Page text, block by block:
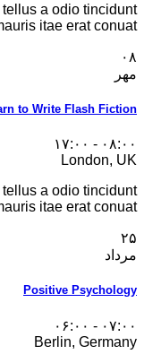
a odio tincidunt
itae erat conuat
۰۸
مهر
to Write Flash Fiction
۰۸:۰۰ - ۱۷:۰۰
London, UK
a odio tincidunt
itae erat conuat
۲۵
مرداد
Positive Psychology
۰۷:۰۰ - ۰۶:۰۰
Berlin, Germany